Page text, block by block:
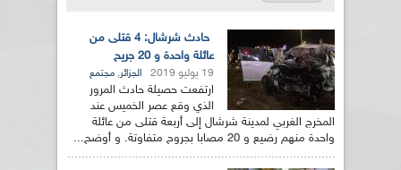
حادث شرشال: 4 قتلى من
عائلة واحدة و 20 جريح
19 يوليو 2019 الجزائر, مجتمع
ارتفعت حصيلة حادث المرور
الذي وقع عصر الخميس عند
المخرج الغربي لمدينة شرشال إلى أربعة قتلى من عائلة
واحدة منهم رضيع و 20 مصابا بجروح متفاوتة. و أوضح...